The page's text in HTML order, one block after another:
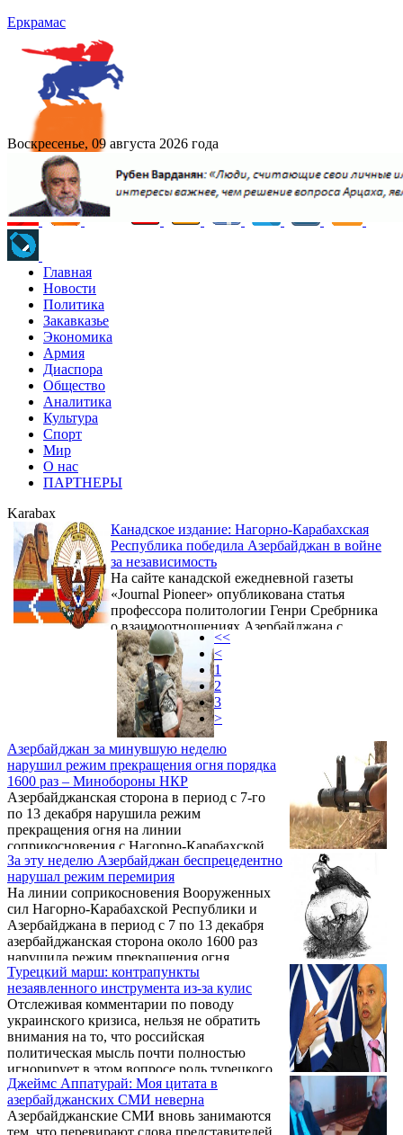
Еркрамас
Воскресенье, 09 августа 2026 года
Главная
Новости
Политика
Закавказье
Экономика
Армия
Диаспора
Общество
Аналитика
Культура
Спорт
Мир
О нас
ПАРТНЕРЫ
Karabax
Канадское издание: Нагорно-Карабахская
Республика победила Азербайджан в войне
за независимость
На сайте канадской ежедневной газеты
«Journal Pioneer» опубликована статья
профессора политологии Генри Сребрника
о взаимоотношениях Азербайджана с
Арменией, Ираном и Израилем, в которой
отмечается, что Нагорно-Карабахская
автономная область (4400 кв. км.), более
чем на три четверти населенная
этническими армянами, вошла в состав
Азербайджана только в период его
советизации. После распада СССР в 1991
году парламент Азербайджана отменил
автономный статус региона. А между тем
армянское население, которое ...
Азербайджан за минувшую неделю
нарушил режим прекращения огня порядка
1600 раз – Минобороны НКР
Азербайджанская сторона в период с 7-го
по 13 декабря нарушила режим
прекращения огня на линии
соприкосновения с Нагорно-Карабахской
Республикой порядка 1600 раз, сообщили
агентству «Новости-Армения» в пресс-
службе Минобороны НКР.
За эту неделю Азербайджан беспрецедентно
нарушал режим перемирия
На линии соприкосновения Вооруженных
сил Нагорно-Карабахской Республики и
Азербайджана в период с 7 по 13 декабря
азербайджанская сторона около 1600 раз
нарушила режим прекращения огня.
Турецкий марш: контрапункты
незаявленного инструмента из-за кулис
Отслеживая комментарии по поводу
украинского кризиса, нельзя не обратить
внимания на то, что российская
политическая мысль почти полностью
игнорирует в этом вопросе роль турецкого
фактора, в то время как на определенном
этапе он может сыграть весьма
существенную роль – недаром киевская
Джеймс Аппатурай: Моя цитата в
азербайджанских СМИ неверна
Азербайджанские СМИ вновь занимаются
тем, что перевирают слова представителей
<<
<
1
2
3
>